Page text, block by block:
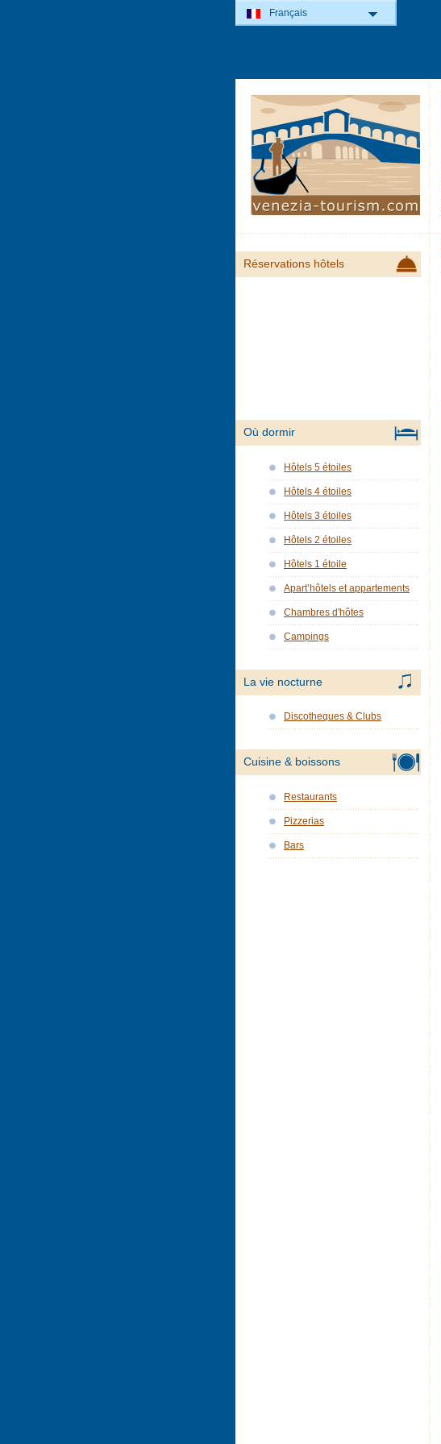
Réservations hôtels
Où dormir
Hôtels 5 étoiles
Hôtels 4 étoiles
Hôtels 3 étoiles
Hôtels 2 étoiles
Hôtels 1 étoile
Apart’hôtels et appartements
Chambres d'hôtes
Campings
La vie nocturne
Discotheques & Clubs
Cuisine & boissons
Restaurants
Pizzerias
Bars
Français